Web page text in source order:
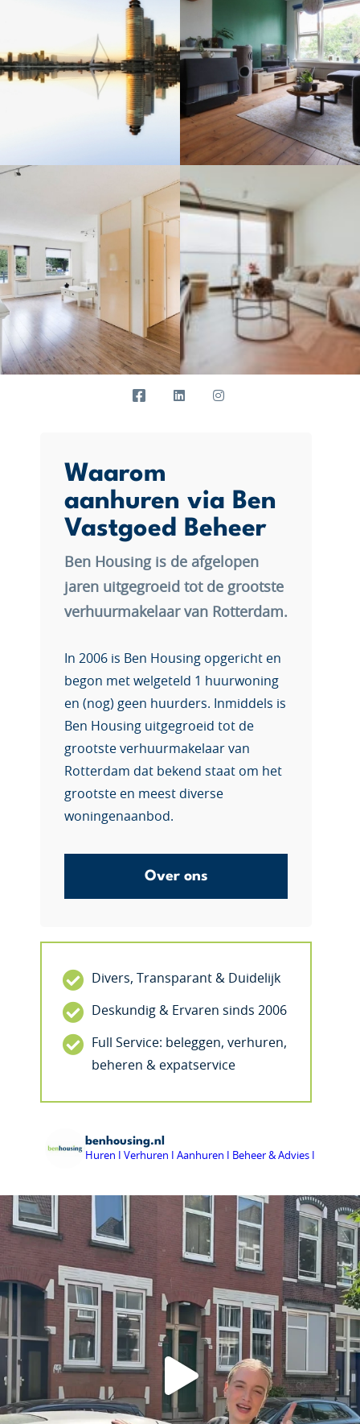
Waarom
aanhuren via Ben
Vastgoed Beheer
Ben Housing is de afgelopen
jaren uitgegroeid tot de grootste
verhuurmakelaar van Rotterdam.
In 2006 is Ben Housing opgericht en
begon met welgeteld 1 huurwoning
en (nog) geen huurders. Inmiddels is
Ben Housing uitgegroeid tot de
grootste verhuurmakelaar van
Rotterdam dat bekend staat om het
grootste en meest diverse
woningenaanbod.
Over ons
Divers, Transparant & Duidelijk
Deskundig & Ervaren sinds 2006
Full Service: beleggen, verhuren,
beheren & expatservice
benhousing.nl
Huren I Verhuren I Aanhuren I Beheer & Advies I